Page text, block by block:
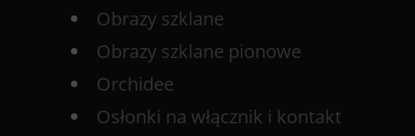
Obrazy szklane
Obrazy szklane pionowe
Orchidee
Osłonki na włącznik i kontakt